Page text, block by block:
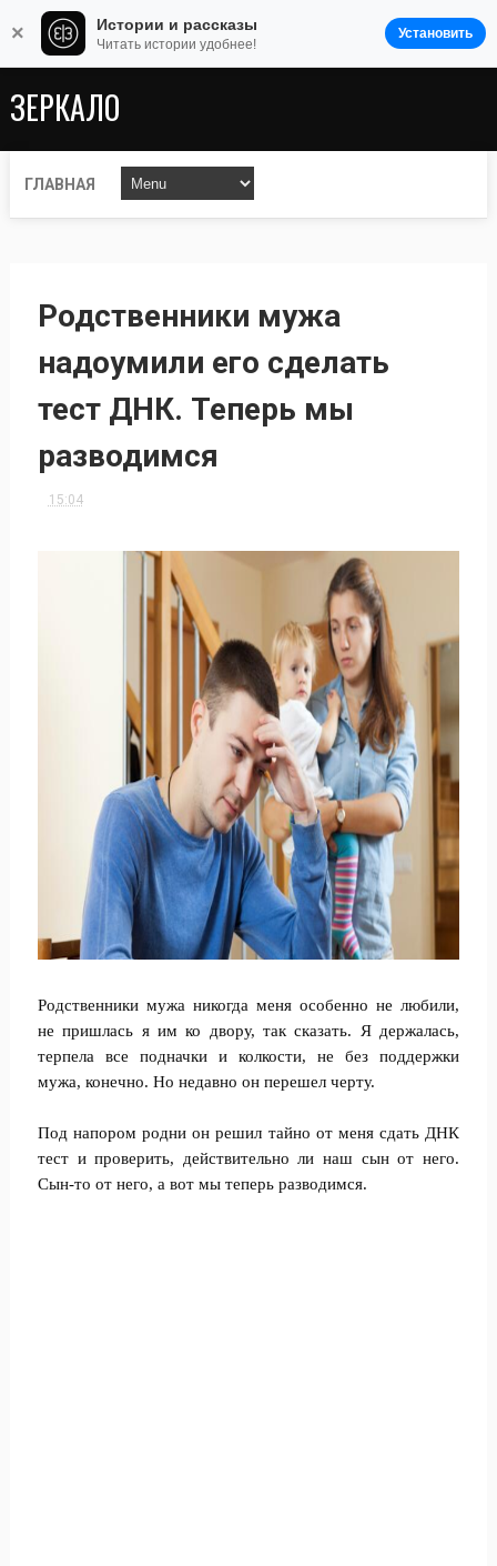
ЗЕРКАЛО
ГЛАВНАЯ
Родственники мужа
надоумили его сделать
тест ДНК. Теперь мы
разводимся
15:04
Родственники мужа никогда меня особенно не любили,
не пришлась я им ко двору, так сказать. Я держалась,
терпела все подначки и колкости, не без поддержки
мужа, конечно. Но недавно он перешел черту.
Под напором родни он решил тайно от меня сдать ДНК
тест и проверить, действительно ли наш сын от него.
Сын-то от него, а вот мы теперь разводимся.
× Истории и рассказы
Читать истории удобнее!
Установить